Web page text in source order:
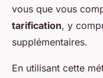
vous que vous
tarification, y
supplémentaires.
En utilisant cette